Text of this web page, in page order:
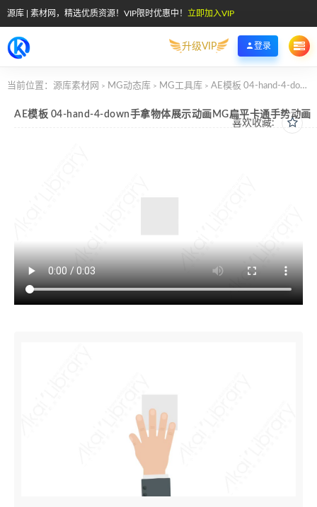
源库 | 素材网，精选优质资源！VIP限时优惠中！ 立即加入VIP
升级VIP 登录
当前位置： 源库素材网 > MG动态库 > MG工具库 > AE模板 04-hand-4-down手拿物体展示动画MG扁平卡通手势动画
喜欢收藏:
AE模板 04-hand-4-down手拿物体展示动画MG扁平卡通手势动画